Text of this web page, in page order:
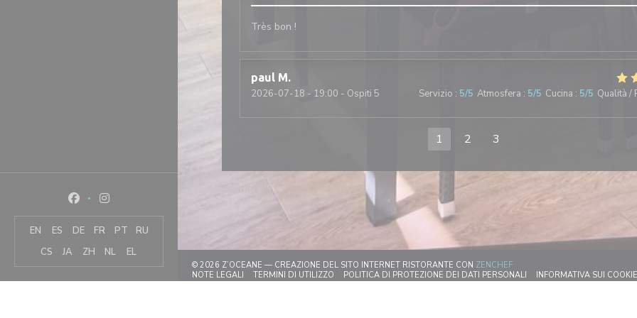
Facebook ((apre una nuova finestra))
Instagram ((apre una nuova finestra))
EN ES DE FR PT
RU
CS
JA ZH NL EL
Très bon !
paul M
2026-07-18 - 19:00 - Ospiti 5 Servizio : 5/5 Atmosfera : 5/5 Cucina : 5/5 Qualità /
1 2 3
© 2026 Z’OCEANE — CREAZIONE DEL SITO INTERNET RISTORANTE CON ZENCHEF((APRE UNA NUOVA FINESTRA))
NOTE LEGALI ((APRE UNA NUOVA FINESTRA))
TERMINI DI UTILIZZO ((APRE UNA NUOVA FINESTRA))
POLITICA DI PROTEZIONE DEI DATI PERSONALI ((APRE UNA NUOVA
INFORMATIVA SUI COOKIE